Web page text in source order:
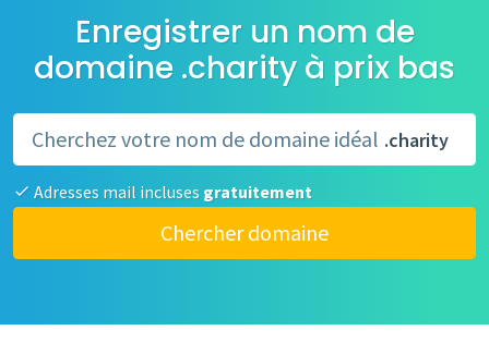
Enregistrer un nom de
domaine .charity à prix bas
.charity
Adresses mail incluses gratuitement
Chercher domaine